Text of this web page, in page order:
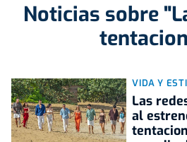
Noticias sobre
VIDA Y
Las
al